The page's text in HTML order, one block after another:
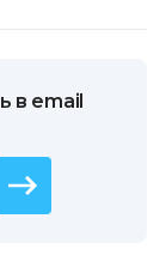
в email